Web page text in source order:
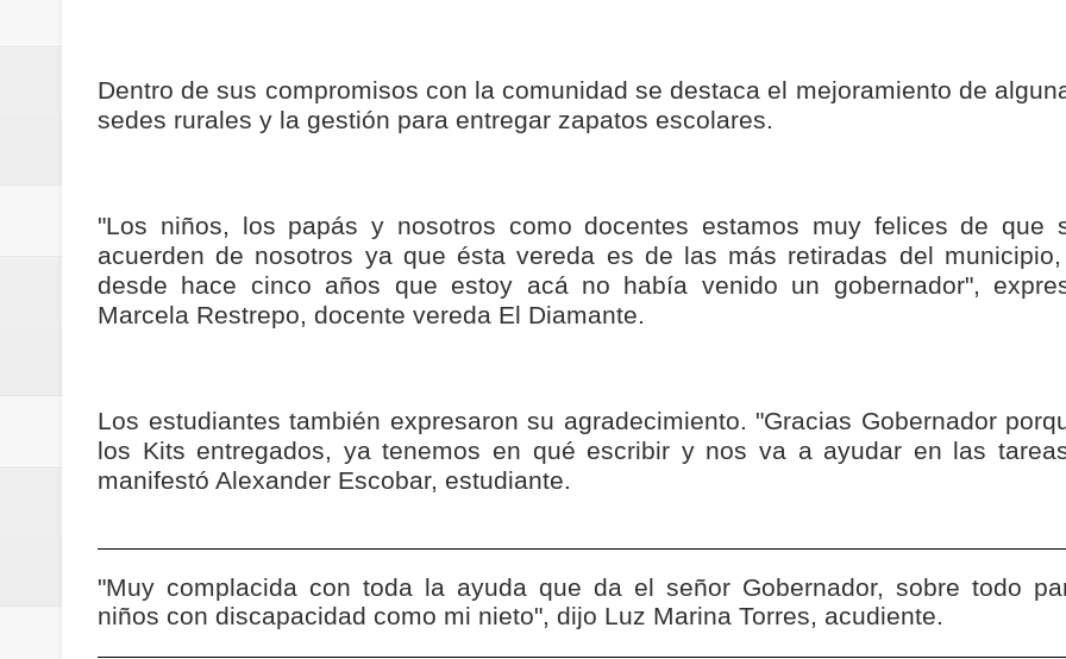
Dentro de sus compromisos con la comunidad se destaca el mejoramiento de
sedes rurales y la gestión para entregar zapatos escolares.
"Los niños, los papás y nosotros como docentes estamos muy felices de que
acuerden de nosotros ya que ésta vereda es de las más retiradas del
desde hace cinco años que estoy acá no había venido un gobernador",
Marcela Restrepo, docente vereda El Diamante.
Los estudiantes también expresaron su agradecimiento. "Gracias Gobernador
los Kits entregados, ya tenemos en qué escribir y nos va a ayudar en las
manifestó Alexander Escobar, estudiante.
"Muy complacida con toda la ayuda que da el señor Gobernador, sobre todo
niños con discapacidad como mi nieto", dijo Luz Marina Torres, acudiente.